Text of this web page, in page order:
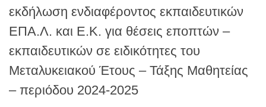
εκδήλωση ενδιαφέροντος εκπαιδευτικών
ΕΠΑ.Λ. και Ε.Κ. για θέσεις εποπτών –
εκπαιδευτικών σε ειδικότητες του
Μεταλυκειακού Έτους – Τάξης Μαθητείας
– περιόδου 2024-2025